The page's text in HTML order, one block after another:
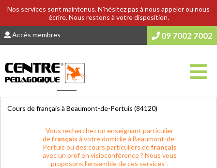
Nos services sont maintenus. N'hésitez pas à nous appeler ou nous
écrire. Nous restons à votre disposition.
Accès membres 09 7002 7002
Cours de français à Beaumont-de-Pertuis (84120)
Vous recherchez un enseignant particulier
defrançais à votre domicile à Beaumont-de-
Pertuis ou des cours particuliers defrançais
avec un prof en visioconférence ? Nous vous
proposons l’ensemble de ces services :